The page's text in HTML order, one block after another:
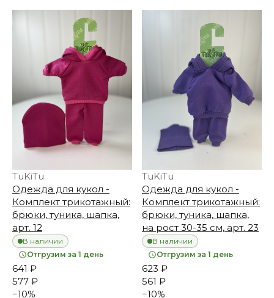
TuKiTu
Одежда для кукол -
Комплект трикотажный:
брюки, туника, шапка,
арт. 12
В наличии
Отгрузим за 1 день
641 ₽
577 ₽
−10%
TuKiTu
Одежда для кукол -
Комплект трикотажный:
брюки, туника, шапка,
на рост 30-35 см, арт. 23
В наличии
Отгрузим за 1 день
623 ₽
561 ₽
−10%